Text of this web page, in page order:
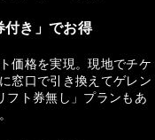
付き」でお得
価格を実現。現地でチケ
窓口で引き換えてゲレン
フト券無し」プランもあ